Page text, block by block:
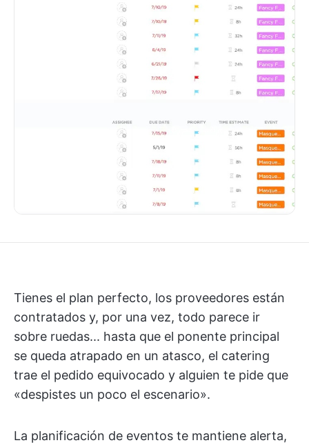
Tienes el plan perfecto, los proveedores están
contratados y, por una vez, todo parece ir
sobre ruedas... hasta que el ponente principal
se queda atrapado en un atasco, el catering
trae el pedido equivocado y alguien te pide que
«despistes un poco el escenario».
La planificación de eventos te mantiene alerta,